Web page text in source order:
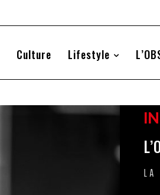
Culture Lifestyle
LA